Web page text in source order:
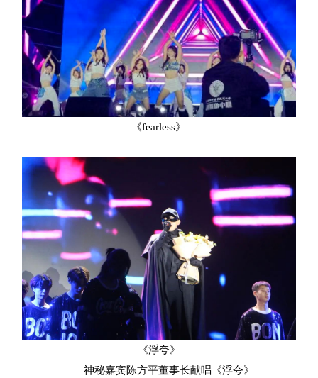
《fearless》
《浮夸》
神秘嘉宾陈方平董事长献唱《浮夸》